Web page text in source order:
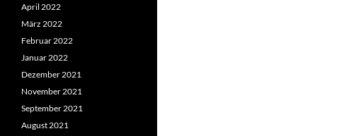
April 2022
März 2022
Februar 2022
Januar 2022
Dezember 2021
November 2021
September 2021
August 2021